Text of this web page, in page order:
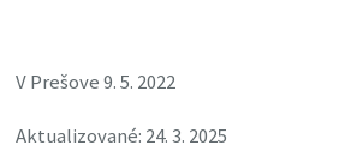
V Prešove 9. 5. 2022
Aktualizované: 24. 3. 2025